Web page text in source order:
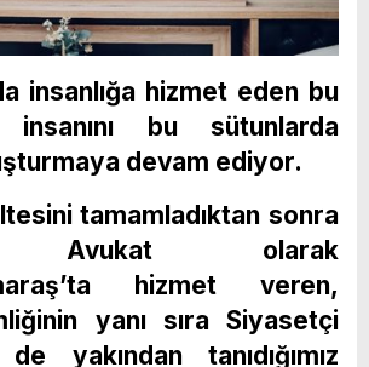
insanlığa hizmet eden bu
insanını bu sütunlarda
devam ediyor.
tamamladıktan sonra
Avukat olarak
hizmet veren,
yanı sıra Siyasetçi
yakından tanıdığımız